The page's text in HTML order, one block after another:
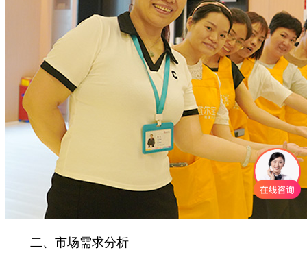
二、市场需求分析